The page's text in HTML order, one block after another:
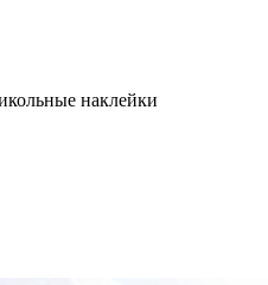
наклейки